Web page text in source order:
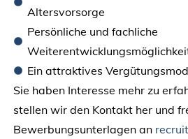
Altersvorsorge
Persönliche und fachliche
Ein attraktives
Sie haben Interesse mehr zu
stellen wir den Kontakt her und
Bewerbungsunterlagen an